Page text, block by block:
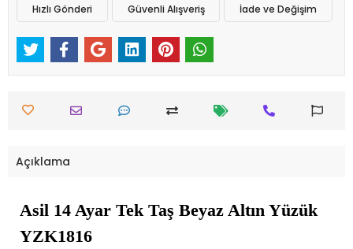
Hızlı Gönderi Güvenli Alışveriş İade ve Değişim
Açıklama
Asil 14 Ayar Tek Taş Beyaz Altın Yüzük
YZK1816